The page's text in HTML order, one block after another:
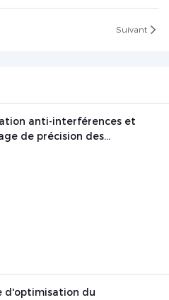
Suivant
anti-interférences et
de précision des
d'optimisation du